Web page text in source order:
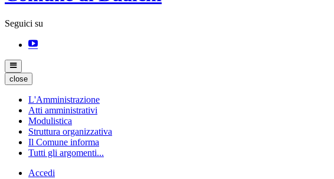
Seguici su
close
L'Amministrazione
Atti amministrativi
Modulistica
Struttura organizzativa
Il Comune informa
Tutti gli argomenti...
Accedi